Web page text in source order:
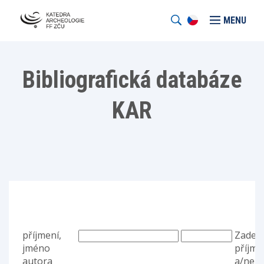
MENU
Bibliografická databáze
KAR
příjmení,
jméno
autora
a/